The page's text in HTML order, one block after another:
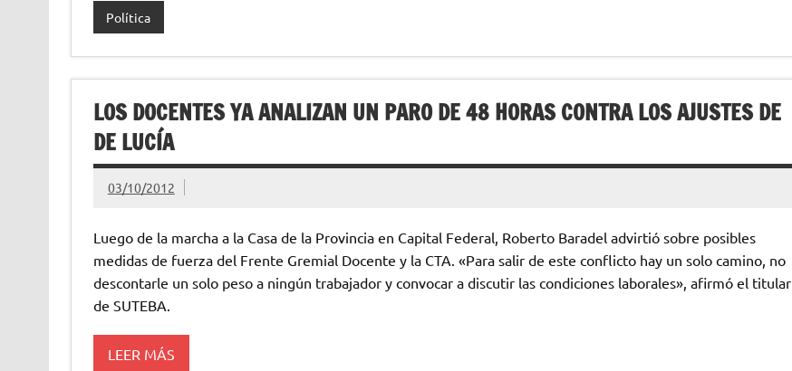
Política
LOS DOCENTES YA ANALIZAN UN PARO DE 48 HORAS CONTRA LOS AJUSTES DE
DE LUCÍA
03/10/2012
Luego de la marcha a la Casa de la Provincia en Capital Federal, Roberto Baradel advirtió sobre posibles
medidas de fuerza del Frente Gremial Docente y la CTA. «Para salir de este conflicto hay un solo camino, no
descontarle un solo peso a ningún trabajador y convocar a discutir las condiciones laborales», afirmó el titular
de SUTEBA.
LEER MÁS